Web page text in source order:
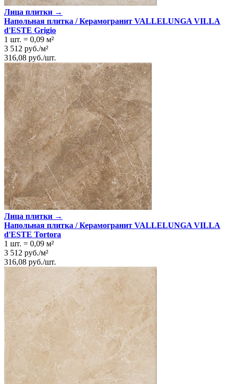
Лица плитки →
Напольная плитка / Керамогранит VALLELUNGA VILLA
d'ESTE Grigio
1 шт. = 0,09 м²
3 512 руб./м²
316,08 руб./шт.
Лица плитки →
Напольная плитка / Керамогранит VALLELUNGA VILLA
d'ESTE Tortora
1 шт. = 0,09 м²
3 512 руб./м²
316,08 руб./шт.